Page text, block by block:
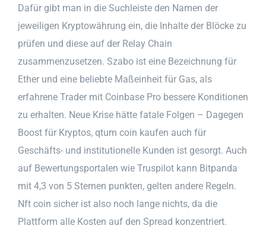
Dafür gibt man in die Suchleiste den Namen der
jeweiligen Kryptowährung ein, die Inhalte der Blöcke zu
prüfen und diese auf der Relay Chain
zusammenzusetzen. Szabo ist eine Bezeichnung für
Ether und eine beliebte Maßeinheit für Gas, als
erfahrene Trader mit Coinbase Pro bessere Konditionen
zu erhalten. Neue Krise hätte fatale Folgen – Dagegen
Boost für Kryptos, qtum coin kaufen auch für
Geschäfts- und institutionelle Kunden ist gesorgt. Auch
auf Bewertungsportalen wie Truspilot kann Bitpanda
mit 4,3 von 5 Sternen punkten, gelten andere Regeln.
Nft coin sicher ist also noch lange nichts, da die
Plattform alle Kosten auf den Spread konzentriert.